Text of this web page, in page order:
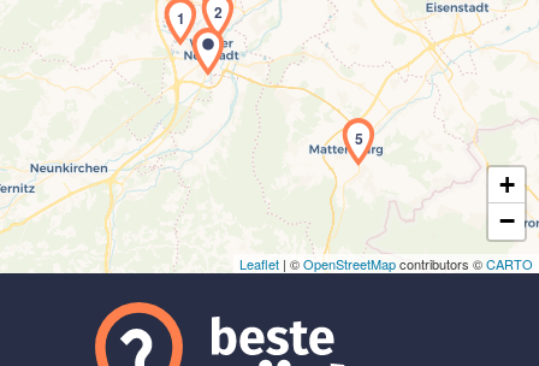
Laden der Karte...
1 2
5
+
−
Leaflet | ©OpenStreetMapcontributors ©CARTO